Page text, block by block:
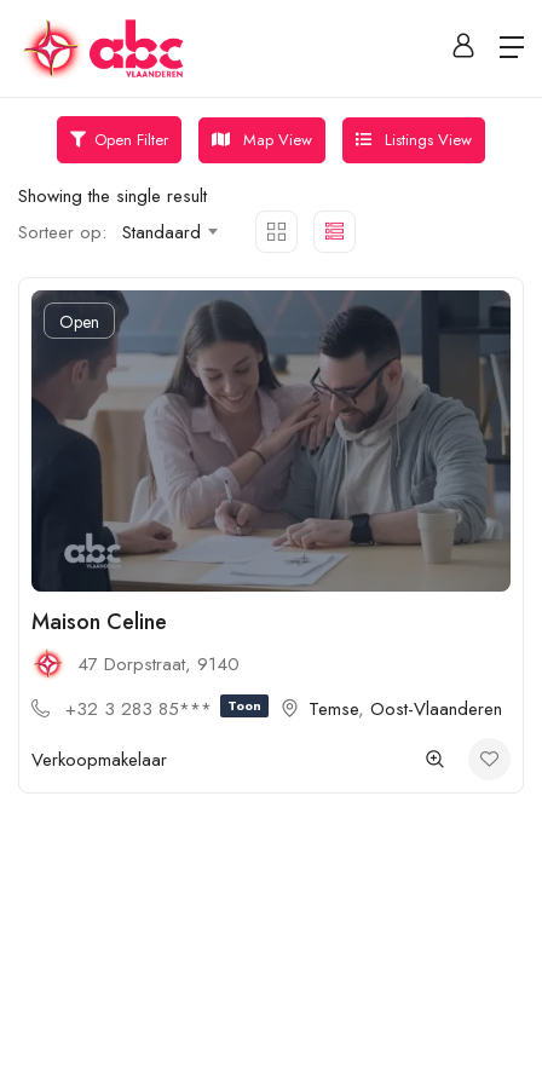
Open Filter Map View Listings View
Showing the single result
Sorteer op:
Standaard
Open
Maison Celine
47 Dorpstraat, 9140
+32 3 283 85***
Toon Temse, Oost-Vlaanderen
Verkoopmakelaar